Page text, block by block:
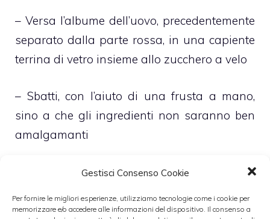
Gestisci Consenso Cookie
Per fornire le migliori esperienze, utilizziamo tecnologie come i cookie per
memorizzare e/o accedere alle informazioni del dispositivo. Il consenso a
– Versa l’albume dell’uovo, precedentemente
separato dalla parte rossa, in una capiente
terrina di vetro insieme allo zucchero a velo
– Sbatti, con l’aiuto di una frusta a mano,
sino a che gli ingredienti non saranno ben
amalgamanti
– Dividi il composto così ottenuto in due
gocce di sciroppo di fragole